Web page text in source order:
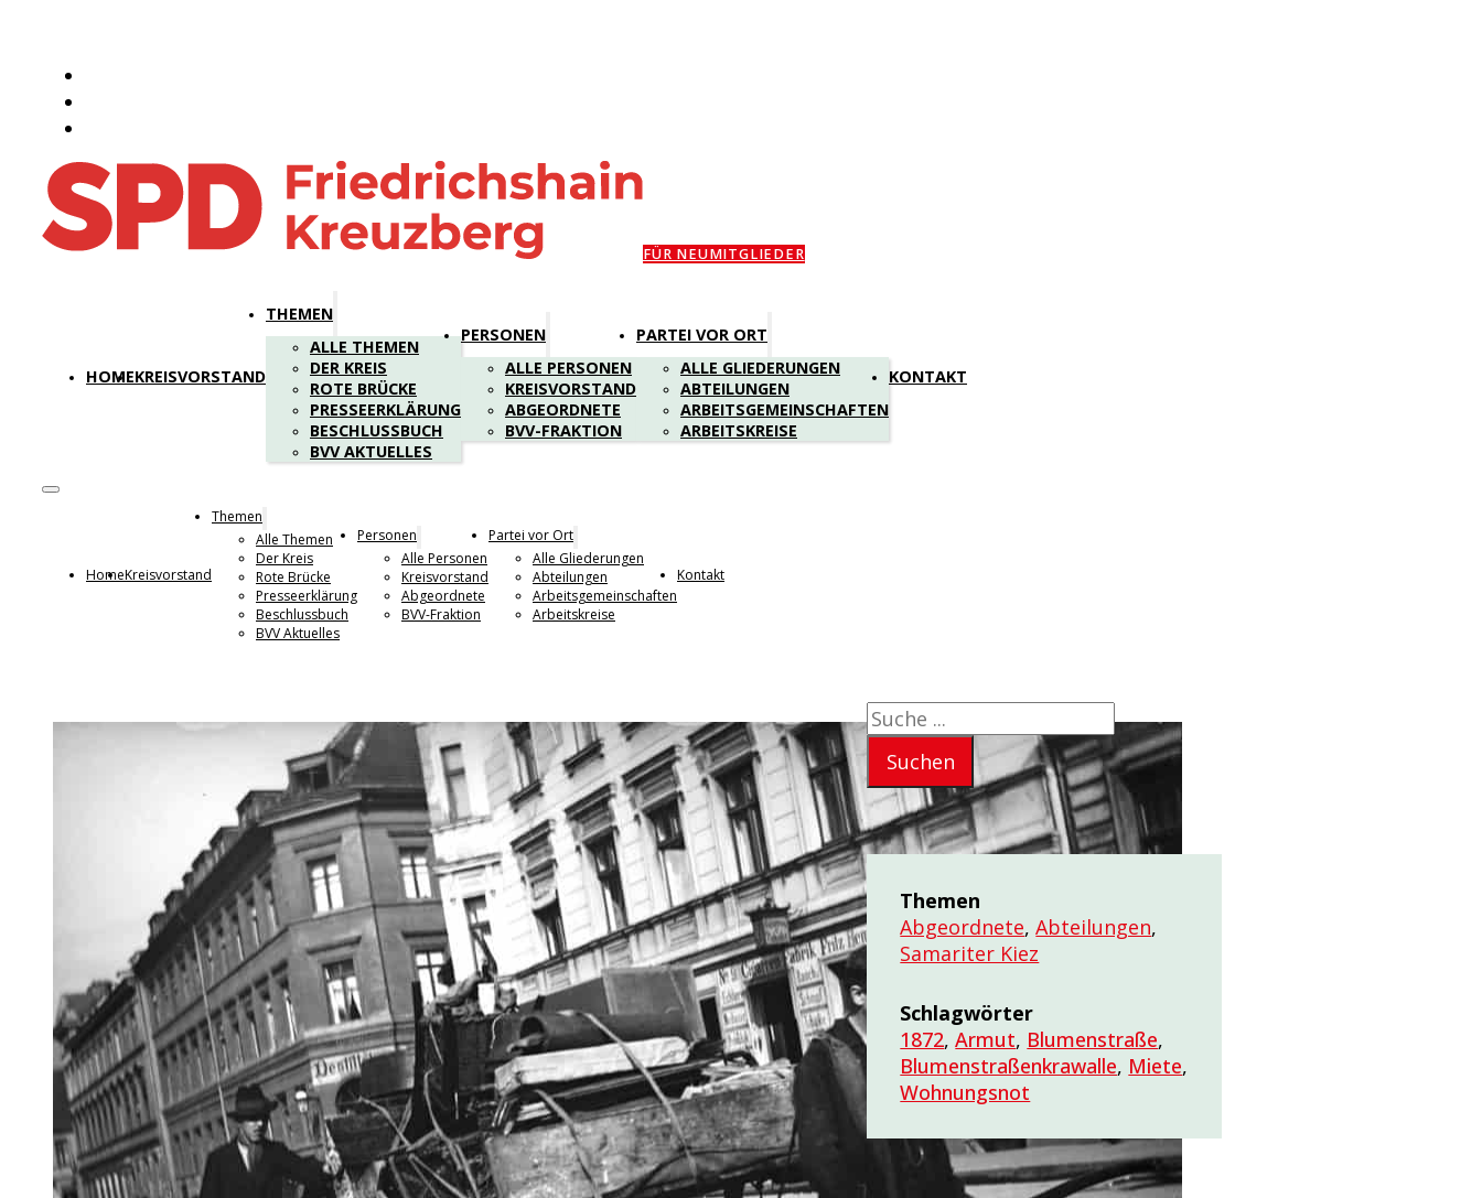
FÜR NEUMITGLIEDER
HOMEKREISVORSTAND
THEMEN
ALLE THEMEN
DER KREIS
ROTE BRÜCKE
PRESSEERKLÄRUNG
BESCHLUSSBUCH
BVV AKTUELLES
PERSONEN
ALLE PERSONEN
KREISVORSTAND
ABGEORDNETE
BVV-FRAKTION
PARTEI VOR ORT
ALLE GLIEDERUNGEN
ABTEILUNGEN
ARBEITSGEMEINSCHAFTEN
ARBEITSKREISE
KONTAKT
HomeKreisvorstand
Themen
Alle Themen
Der Kreis
Rote Brücke
Presseerklärung
Beschlussbuch
BVV Aktuelles
Personen
Alle Personen
Kreisvorstand
Abgeordnete
BVV-Fraktion
Partei vor Ort
Alle Gliederungen
Abteilungen
Arbeitsgemeinschaften
Arbeitskreise
Kontakt
Suchen
Suchen
Themen
Abgeordnete,Abteilungen,
Samariter Kiez
Schlagwörter
1872,Armut, Blumenstraße,
Blumenstraßenkrawalle, Miete,
Wohnungsnot